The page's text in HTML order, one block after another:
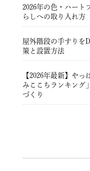
2026年の色・ハート
らしへの取り入れ方
屋外階段の手すりを
策と設置方法
【2026年最新】や
みここちランキング
づくり